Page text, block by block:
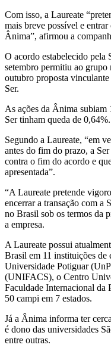
Com isso, a Laureate
mais breve possível e
Ânima”, afirmou a
O acordo estabelecido pela
setembro permitiu ao grupo
outubro proposta vinculante
Ser.
As ações da Ânima subiam
Ser tinham queda de
Segundo a Laureate, “em
antes do fim do prazo, a
contra o fim do acordo e
apresentada”.
“A Laureate pretende
encerrar a transação com a
no Brasil sob os termos da
a empresa.
A Laureate possui
Brasil em 11 instituições de
Universidade Potiguar
(UNIFACS), o Centro
Faculdade Internacional da
50 campi em 7 estados.
Já a Ânima informa ter
é dono das universidades
entre outras.